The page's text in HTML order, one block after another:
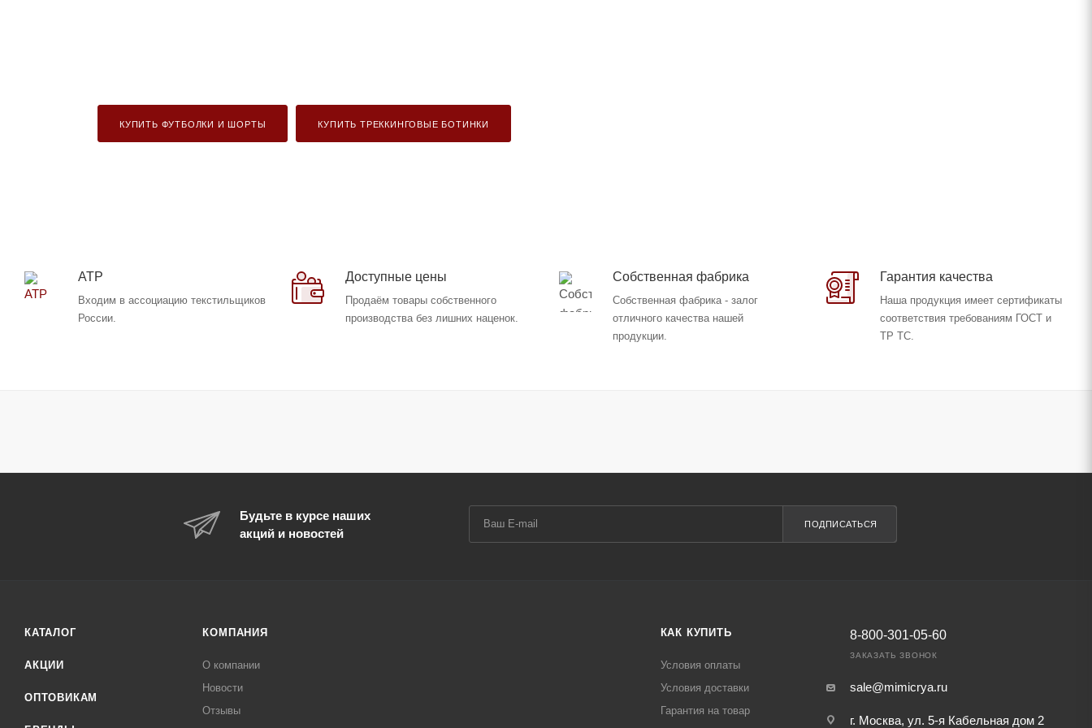
КУПИТЬ ФУТБОЛКИ И ШОРТЫ КУПИТЬ ТРЕККИНГОВЫЕ БОТИНКИ
АТР
Входим в ассоциацию текстильщиков
России.
Доступные цены
Продаём товары собственного
производства без лишних наценок.
Собственная фабрика
Собственная фабрика - залог
отличного качества нашей
продукции.
Гарантия качества
Наша продукция имеет сертификаты
соответствия требованиям ГОСТ и
ТР ТС.
Будьте в курсе наших
акций и новостей
ПОДПИСАТЬСЯ
КАТАЛОГ
АКЦИИ
ОПТОВИКАМ
КОМПАНИЯ
О компании
Новости
Отзывы
КАК КУПИТЬ
Условия оплаты
Условия доставки
Гарантия на товар
8-800-301-05-60
ЗАКАЗАТЬ ЗВОНОК
sale@mimicrya.ru
г. Москва, ул. 5-я Кабельная дом 2